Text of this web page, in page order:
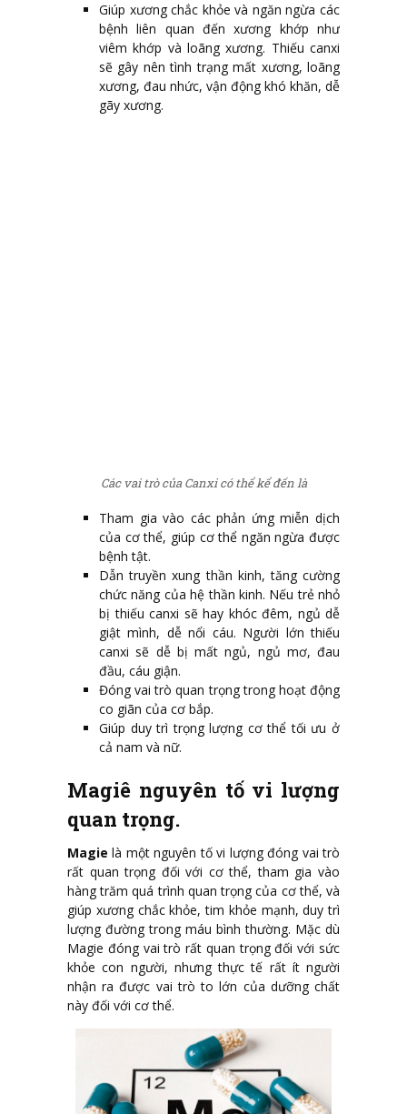
Giúp xương chắc khỏe và ngăn ngừa các
bệnh liên quan đến xương khớp như
viêm khớp và loãng xương. Thiếu canxi
sẽ gây nên tình trạng mất xương, loãng
xương, đau nhức, vận động khó khăn, dễ
gãy xương.
Các vai trò của Canxi có thể kể đến là
Tham gia vào các phản ứng miễn dịch
của cơ thể, giúp cơ thể ngăn ngừa được
bệnh tật.
Dẫn truyền xung thần kinh, tăng cường
chức năng của hệ thần kinh. Nếu trẻ nhỏ
bị thiếu canxi sẽ hay khóc đêm, ngủ dễ
giật mình, dễ nổi cáu. Người lớn thiếu
canxi sẽ dễ bị mất ngủ, ngủ mơ, đau
đầu, cáu giận.
Đóng vai trò quan trọng trong hoạt động
co giãn của cơ bắp.
Giúp duy trì trọng lượng cơ thể tối ưu ở
cả nam và nữ.
Magiê nguyên tố vi lượng
quan trọng.
Magie là một nguyên tố vi lượng đóng vai trò
rất quan trọng đối với cơ thể, tham gia vào
hàng trăm quá trình quan trọng của cơ thể, và
giúp xương chắc khỏe, tim khỏe mạnh, duy trì
lượng đường trong máu bình thường. Mặc dù
Magie đóng vai trò rất quan trọng đối với sức
khỏe con người, nhưng thực tế rất ít người
nhận ra được vai trò to lớn của dưỡng chất
này đối với cơ thể.